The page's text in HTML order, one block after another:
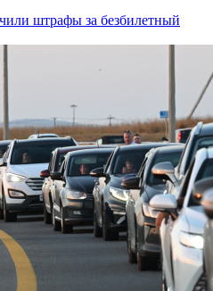
штрафы за безбилетный